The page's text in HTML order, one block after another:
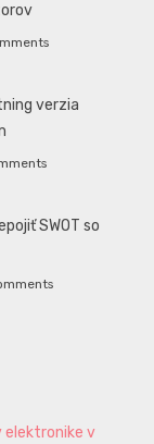
verzia
SWOT so
elektronike v